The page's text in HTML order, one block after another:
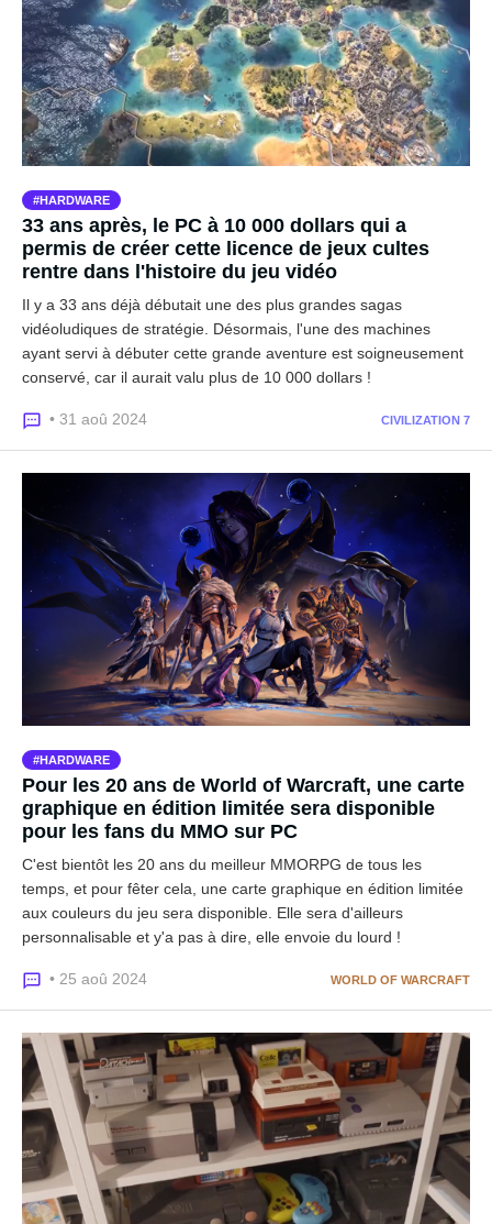
HARDWARE
33 ans après, le PC à 10 000 dollars qui a
permis de créer cette licence de jeux cultes
rentre dans l'histoire du jeu vidéo
Il y a 33 ans déjà débutait une des plus grandes sagas
vidéoludiques de stratégie. Désormais, l'une des machines
ayant servi à débuter cette grande aventure est soigneusement
conservé, car il aurait valu plus de 10 000 dollars !
• 31 aoû 2024 CIVILIZATION 7
HARDWARE
Pour les 20 ans de World of Warcraft, une carte
graphique en édition limitée sera disponible
pour les fans du MMO sur PC
C'est bientôt les 20 ans du meilleur MMORPG de tous les
temps, et pour fêter cela, une carte graphique en édition limitée
aux couleurs du jeu sera disponible. Elle sera d'ailleurs
personnalisable et y'a pas à dire, elle envoie du lourd !
• 25 aoû 2024 WORLD OF WARCRAFT